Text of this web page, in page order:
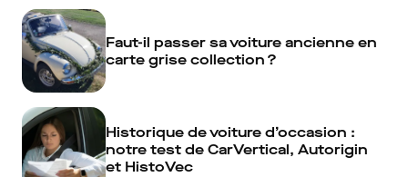
Faut-il passer sa voiture ancienne en
carte grise collection ?
Historique de voiture d’occasion :
notre test de CarVertical, Autorigin
et HistoVec